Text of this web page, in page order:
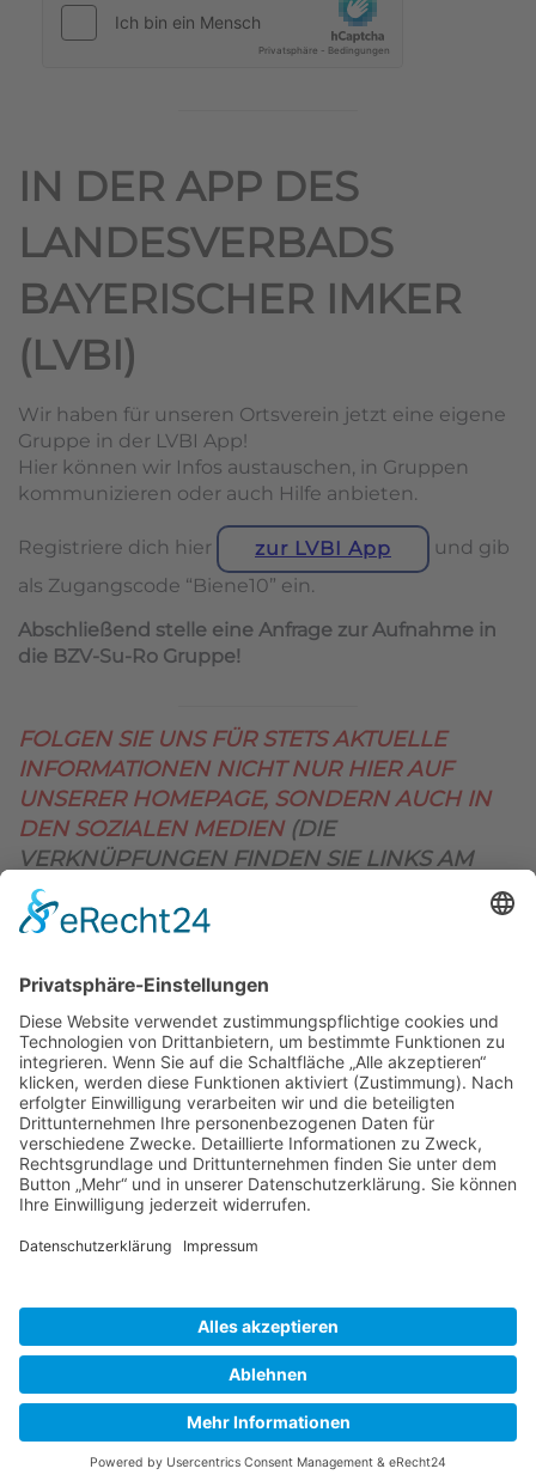
IN DER APP DES
LANDESVERBADS
BAYERISCHER IMKER
(LVBI)
Wir haben für unseren Ortsverein jetzt eine eigene
Gruppe in der LVBI App!
Hier können wir Infos austauschen, in Gruppen
kommunizieren oder auch Hilfe anbieten.
Registriere dich hier zur LVBI App
und gib
als Zugangscode “Biene10” ein.
Abschließend stelle eine Anfrage zur Aufnahme in
die BZV-Su-Ro Gruppe!
FOLGEN SIE UNS FÜR STETS AKTUELLE
INFORMATIONEN NICHT NUR HIER AUF
UNSERER HOMEPAGE, SONDERN AUCH IN
DEN SOZIALEN MEDIEN (DIE
VERKNÜPFUNGEN FINDEN SIE LINKS AM
OBEREN SEITENRAND)
BIENENZUCHTVEREIN SULZBACH-ROSENBERG
1871 E.V.
1. Vorsitzender
Matthias Bohmann
Siebeneichen 13
92237 Sulzbach-Rosenberg
E-Mail: vorstand@bienenzuchtverein-sulzbach-
Copyright © Bienenzuchtverein
Sulzbach-Rosenberg 1871 e.V.
Kontakt|Impressum|Datenschutzerklärung|
Cookie-Einstellungen